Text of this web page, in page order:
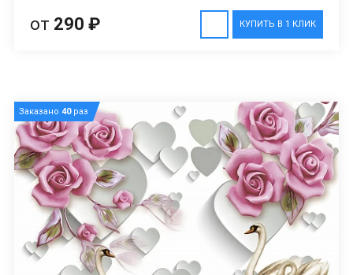
КУПИТЬ В 1 КЛИК
от 290 ₽
Заказано 40раз